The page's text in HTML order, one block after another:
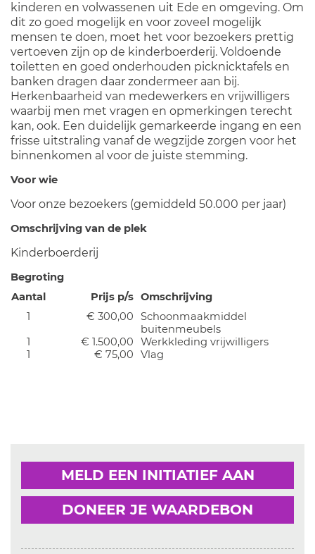
kinderen en volwassenen uit Ede en omgeving. Om
dit zo goed mogelijk en voor zoveel mogelijk
mensen te doen, moet het voor bezoekers prettig
vertoeven zijn op de kinderboerderij. Voldoende
toiletten en goed onderhouden picknicktafels en
banken dragen daar zondermeer aan bij.
Herkenbaarheid van medewerkers en vrijwilligers
waarbij men met vragen en opmerkingen terecht
kan, ook. Een duidelijk gemarkeerde ingang en een
frisse uitstraling vanaf de wegzijde zorgen voor het
binnenkomen al voor de juiste stemming.
Voor wie
Voor onze bezoekers (gemiddeld 50.000 per jaar)
Omschrijving van de plek
Kinderboerderij
Begroting
Aantal
Prijs p/s Omschrijving
1
€ 300,00
Schoonmaakmiddel
buitenmeubels
1
€ 1.500,00
Werkkleding vrijwilligers
1
€ 75,00 Vlag
MELD EEN INITIATIEF AAN
DONEER JE WAARDEBON